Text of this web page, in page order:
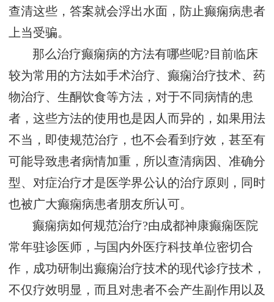
查清这些，答案就会浮出水面，防止癫痫病患者
上当受骗。
那么治疗癫痫病的方法有哪些呢?目前临床
较为常用的方法如手术治疗、癫痫治疗技术、药
物治疗、生酮饮食等方法，对于不同病情的患
者，这些方法的使用也是因人而异的，如果用法
不当，即使规范治疗，也不会看到疗效，甚至有
可能导致患者病情加重，所以查清病因、准确分
型、对症治疗才是医学界公认的治疗原则，同时
也被广大癫痫病患者朋友所认可。
癫痫病如何规范治疗?由成都神康癫痫医院
常年驻诊医师，与国内外医疗科技单位密切合
作，成功研制出癫痫治疗技术的现代诊疗技术，
不仅疗效明显，而且对患者不会产生副作用以及